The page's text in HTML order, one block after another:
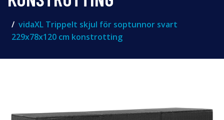
vidaXL Trippelt skjul för soptunnor svart
229x78x120 cm konstrotting